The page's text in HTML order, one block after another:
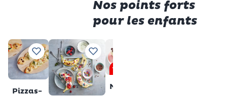
Nos points forts
pour les enfants
Ajouter à vos recettes préférées
Pizzas-
Ajouter à vos recettes préférées
Muffins